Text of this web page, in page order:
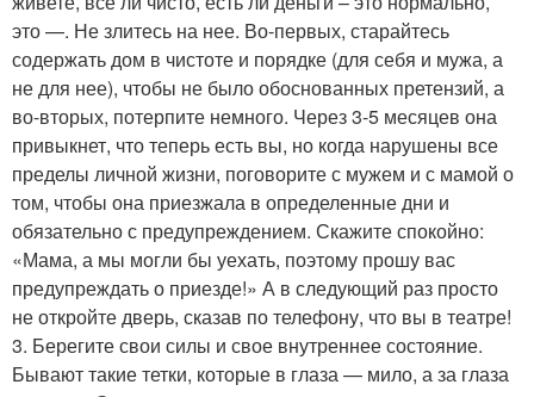
это —. Не злитесь на нее. Во-первых, старайтесь
содержать дом в чистоте и порядке (для себя и мужа, а
не для нее), чтобы не было обоснованных претензий, а
во-вторых, потерпите немного. Через 3-5 месяцев она
привыкнет, что теперь есть вы, но когда нарушены все
пределы личной жизни, поговорите с мужем и с мамой о
том, чтобы она приезжала в определенные дни и
обязательно с предупреждением. Скажите спокойно:
«Мама, а мы могли бы уехать, поэтому прошу вас
предупреждать о приезде!» А в следующий раз просто
не откройте дверь, сказав по телефону, что вы в театре!
3. Берегите свои силы и свое внутреннее состояние.
Бывают такие тетки, которые в глаза — мило, а за глаза